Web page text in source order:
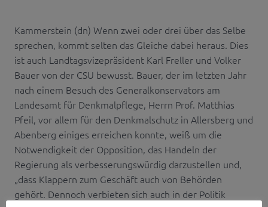
Kammerstein (dn) Wenn zwei oder drei über das Selbe
sprechen, kommt selten das Gleiche dabei heraus. Dies
ist auch Landtagsvizepräsident Karl Freller und Volker
Bauer von der CSU bewusst. Bauer, der im letzten Jahr
nach einem Besuch des Generalkonservators am
Landesamt für Denkmalpflege, Herrn Prof. Matthias
Pfeil, vor allem für den Denkmalschutz in Allersberg und
Abenberg einiges erreichen konnte, weiß um die
Notwendigkeit der Opposition, das Handeln der
Regierung als verbesserungswürdig darzustellen und,
„dass Klappern zum Geschäft auch von Behörden
gehört. Dennoch verbieten sich auch in der Politik